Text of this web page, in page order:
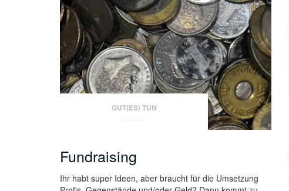
GUT(ES) TUN
Fundraising
Ihr habt super Ideen, aber braucht für die Umsetzung